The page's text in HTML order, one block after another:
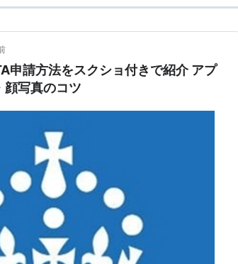
をしいたフランコ将軍（Francisco Franco
ため、中央政府との対立が激化。1959年に
に起こすようになる。1973年12月20日、
ロ・ブランコ（Admiral Luis Carrero
弾テロを行う。結成以来、無数のテロが行わ
となっている。
24日発効。
申請方法をスクショ付きで紹介 アプ
顔写真のコツ